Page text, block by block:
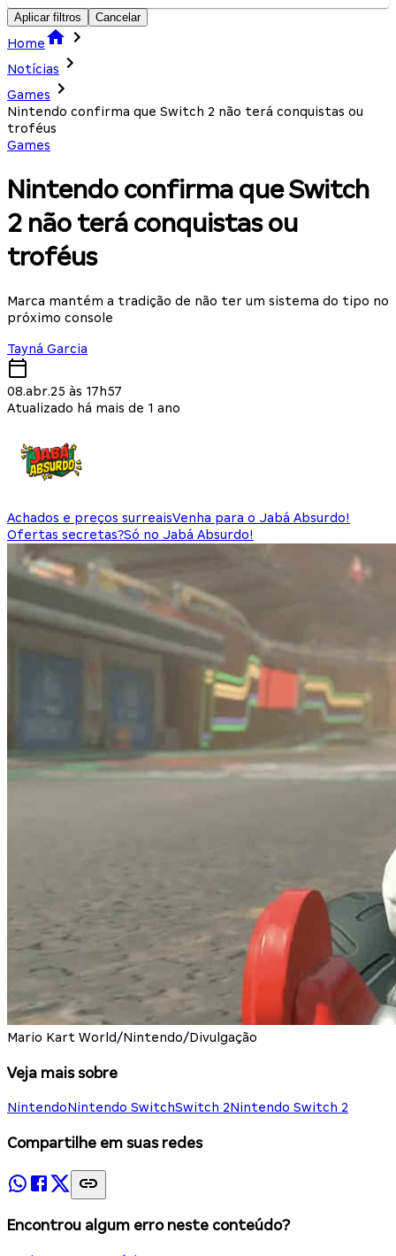
Aplicar filtros Cancelar
Home
Notícias
Games
Nintendo confirma que Switch 2 não terá conquistas ou
troféus
Games
Nintendo confirma que Switch
2 não terá conquistas ou
troféus
Marca mantém a tradição de não ter um sistema do tipo no
próximo console
Tayná Garcia
08.abr.25 às 17h57
Atualizado há mais de 1 ano
Achados e preços surreaisVenha para o Jabá Absurdo!
Ofertas secretas?Só no Jabá Absurdo!
Mario Kart World/Nintendo/Divulgação
Veja mais sobre
NintendoNintendo SwitchSwitch 2Nintendo Switch 2
Compartilhe em suas redes
Encontrou algum erro neste conteúdo?